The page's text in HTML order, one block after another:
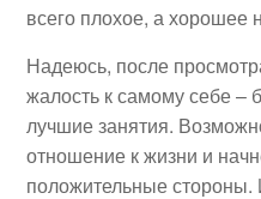
всего плохое, а хорошее
Надеюсь, после
жалость к самому себе
лучшие занятия.
отношение к жизни и
положительные стороны.